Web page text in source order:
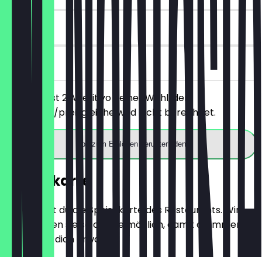
30 Tage
vor Ort
Du bestellst 2 Aperitivo deiner Wahl, der
günstigere/preisgleiche wird nicht berechnet.
App zum Einlösen herunterladen
Speisekarte
Hier findest du die Speisekarte des Restaurants. Wir
aktualisieren sie so oft wie möglich, damit du immer
weißt, was dich erwartet.